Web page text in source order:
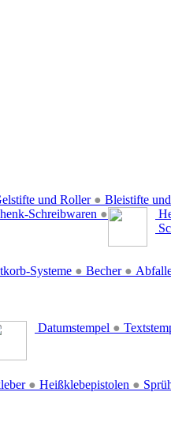
und Roller ● Bleistifte
Schreibwaren ●
Systeme ● Becher ●
Datumstempel ●
● Heißklebepistolen ●